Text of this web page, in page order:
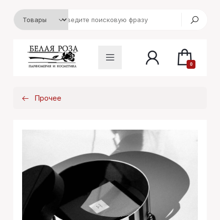
0
Прочее